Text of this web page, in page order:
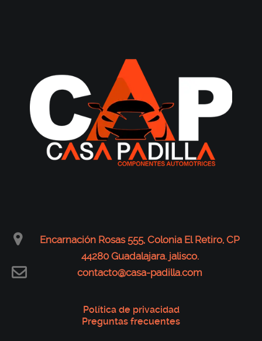
Encarnación Rosas 555, Colonia El Retiro, CP
44280 Guadalajara. jalisco.
contacto@casa-padilla.com
Política de privacidad
Preguntas frecuentes